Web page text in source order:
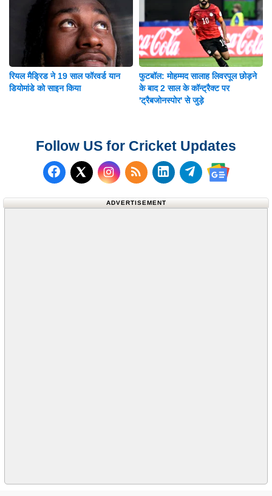
रियल मैड्रिड ने 19 साल फॉरवर्ड यान
डियोमांडे को साइन किया
फुटबॉल: मोहम्मद सालाह लिवरपूल छोड़ने
के बाद 2 साल के कॉन्ट्रैक्ट पर
'ट्रैबजोनस्पोर' से जुड़े
Follow US for Cricket Updates
Follow us on Facebook
Follow us on X (Twitter)
Subscribe to our RSS
Follow us on
Follow us on
Follow us
ADVERTISEMENT